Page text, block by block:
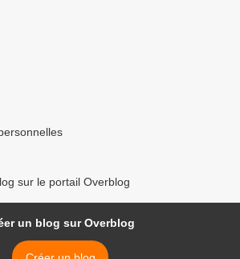
sur le portail Overblog
un blog sur Overblog